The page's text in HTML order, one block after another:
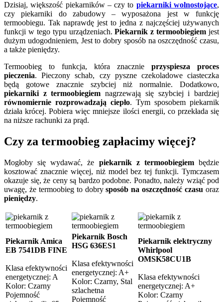
Dzisiaj, większość piekarników – czy to piekarniki wolnostojące,
czy piekarniki do zabudowy – wyposażona jest w funkcję
termoobiegu. Tak naprawdę jest to jedna z najczęściej używanych
funkcji w tego typu urządzeniach.Piekarnik z termoobiegiem jest
dużym udogodnieniem, Jest to dobry sposób na oszczędność czasu,
a także pieniędzy.
Termoobieg to funkcja, która znacznie przyspiesza proces
pieczenia. Pieczony schab, czy pyszne czekoladowe ciasteczka
będą gotowe znacznie szybciej niż normalnie. Dodatkowo,
piekarniki z termoobiegiem nagrzewają się szybciej i bardziej
równomiernie rozprowadzają ciepło. Tym sposobem piekarnik
działa krócej. Pobiera więc mniejsze ilości energii, co przekłada się
na niższe rachunki za prąd.
Czy za termoobieg zapłacimy więcej?
Mogłoby się wydawać, że piekarnik z termoobiegiembędzie
kosztować znacznie więcej, niż model bez tej funkcji. Tymczasem
okazuje się, że ceny są bardzo podobne. Ponadto, należy wziąć pod
uwagę, że termoobieg to dobrysposób na oszczędność czasu oraz
pieniędzy.
Piekarnik Amica
EB 7541DB FINE
Klasa efektywności
energetycznej: A
Kolor: Czarny
Pojemność
Piekarnik Bosch
HSG 636ES1
Klasa efektywności
energetycznej: A+
Kolor: Czarny, Stal
szlachetna
Pojemność
Piekarnik elektryczny
Whirlpool
OMSK58CU1B
Klasa efektywności
energetycznej: A+
Kolor: Czarny